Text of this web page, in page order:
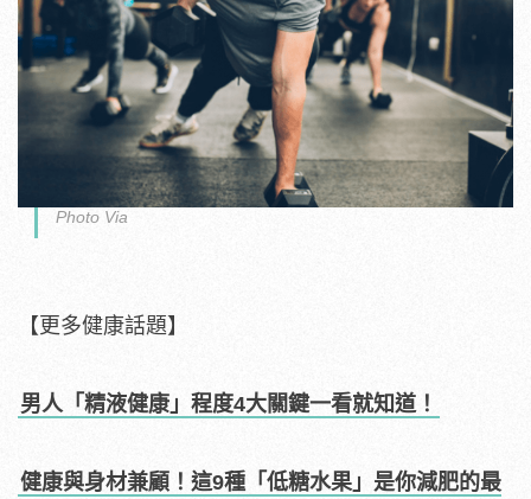
Photo Via
【更多健康話題】
男人「精液健康」程度4大關鍵一看就知道！
健康與身材兼顧！這9種「低糖水果」是你減肥的最